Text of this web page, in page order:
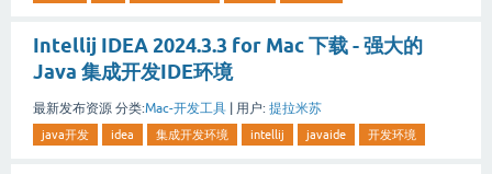
Intellij IDEA 2024.3.3 for Mac 下载 - 强大的
Java 集成开发IDE环境
最新发布资源 分类:Mac-开发工具 用户: 提拉米苏
java开发 idea 集成开发环境 intellij javaide 开发环境